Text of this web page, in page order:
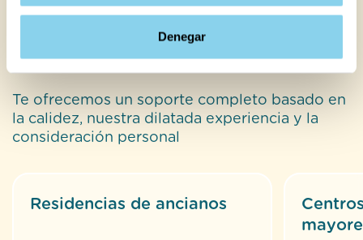
contrario puede “Denegar” por lo que rechazará el uso de
obligatoria aceptación, debido a que son necesarias para
cookies.
Denegar
Líderes en el cuidado de
mayores
Te ofrecemos un soporte completo basado en
la calidez, nuestra dilatada experiencia y la
consideración personal
Residencias de ancianos